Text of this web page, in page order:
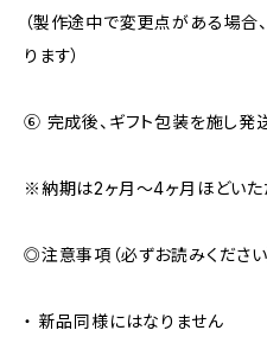
（製作途中で変更点がある場合
ります）
⑥ 完成後、ギフト包装を施し発送
※納期は2ヶ月～4ヶ月ほどいた
◎注意事項（必ずお読みください
・ 新品同様にはなりません